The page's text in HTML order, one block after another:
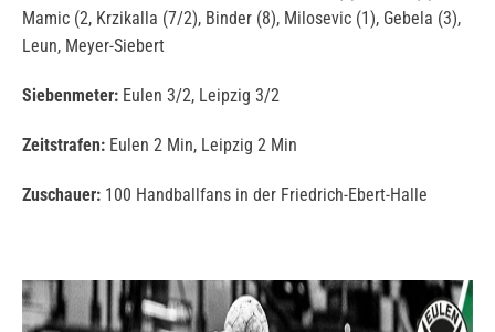
Mamic (2, Krzikalla (7/2), Binder (8), Milosevic (1), Gebela (3),
Leun, Meyer-Siebert
Siebenmeter: Eulen 3/2, Leipzig 3/2
Zeitstrafen: Eulen 2 Min, Leipzig 2 Min
Zuschauer: 100 Handballfans in der Friedrich-Ebert-Halle